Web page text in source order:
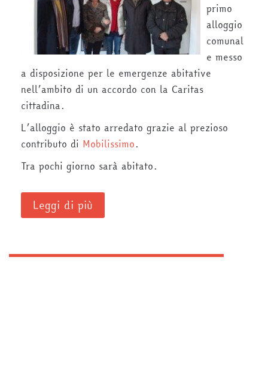
primo
alloggio
comunal
e messo
a disposizione per le emergenze abitative
nell’ambito di un accordo con la Caritas
cittadina.
L’alloggio è stato arredato grazie al prezioso
contributo di Mobilissimo.
Tra pochi giorno sarà abitato.
Leggi di più